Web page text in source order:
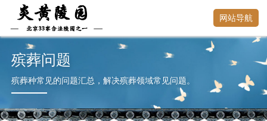
网站导航
殡葬问题
殡葬种常见的问题汇总，解决殡葬领域常见问题。